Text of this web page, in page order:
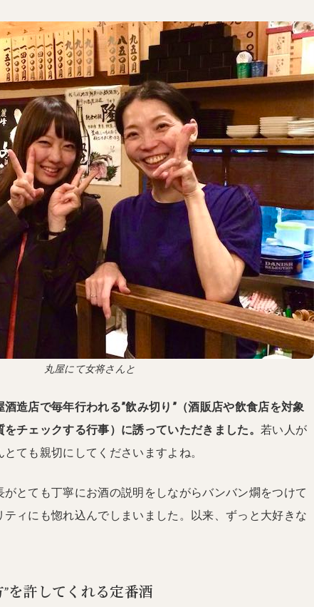
丸屋にて女将さんと
酒造店で毎年行われる”飲み切り”（酒販店や飲食店を対象
チェックする行事）に誘っていただきました。 若い人が
ても親切にしてくださいますよね。
とても丁寧にお酒の説明をしながらバンバン燗をつけて
ティにも惚れ込んでしまいました。以来、ずっと大好きな
を許してくれる定番酒